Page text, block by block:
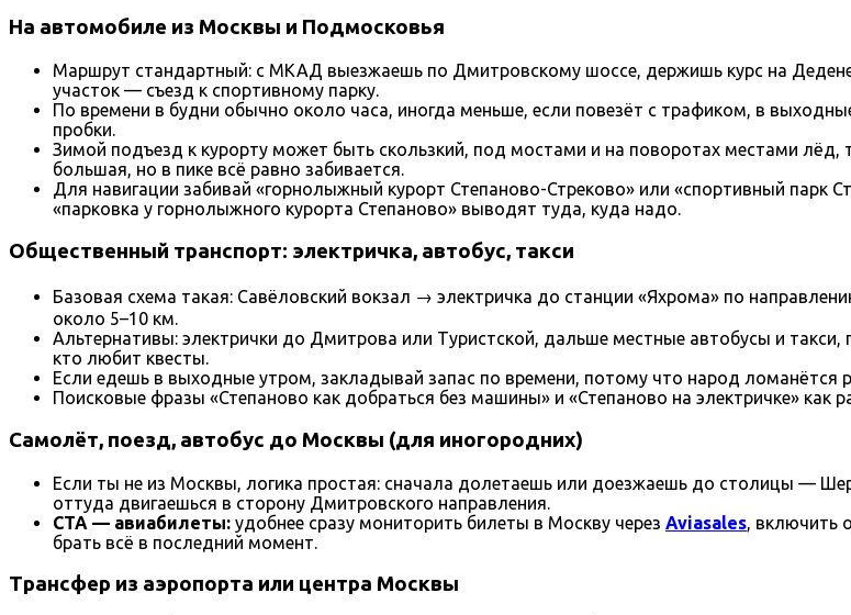
На автомобиле из Москвы и Подмосковья
Маршрут стандартный: с МКАД выезжаешь по Дмитровскому шоссе, держишь курс на
участок — съезд к спортивному парку.
По времени в будни обычно около часа, иногда меньше, если повезёт с трафиком, в
пробки.
Зимой подъезд к курорту может быть скользкий, под мостами и на поворотах местами лёд,
большая, но в пике всё равно забивается.
Для навигации забивай «горнолыжный курорт Степаново-Стреково» или «спортивный парк
«парковка у горнолыжного курорта Степаново» выводят туда, куда надо.
Общественный транспорт: электричка, автобус, такси
Базовая схема такая: Савёловский вокзал → электричка до станции «Яхрома» по
около 5–10 км.
Альтернативы: электрички до Дмитрова или Туристской, дальше местные автобусы и
кто любит квесты.
Если едешь в выходные утром, закладывай запас по времени, потому что народ ломанётся
Поисковые фразы «Степаново как добраться без машины» и «Степаново на электричке» как
Самолёт, поезд, автобус до Москвы (для иногородних)
Если ты не из Москвы, логика простая: сначала долетаешь или доезжаешь до столицы —
оттуда двигаешься в сторону Дмитровского направления.
CTA — авиабилеты: удобнее сразу мониторить билеты в Москву через Aviasales, включить
брать всё в последний момент.
Трансфер из аэропорта или центра Москвы